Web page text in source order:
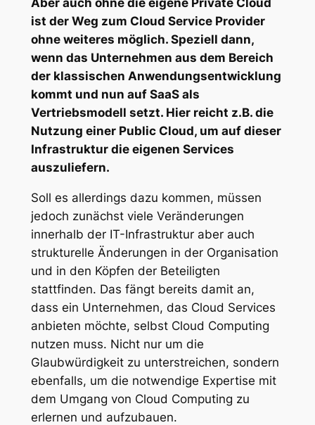
Aber auch ohne die eigene Private Cloud
ist der Weg zum Cloud Service Provider
ohne weiteres möglich. Speziell dann,
wenn das Unternehmen aus dem Bereich
der klassischen Anwendungsentwicklung
kommt und nun auf SaaS als
Vertriebsmodell setzt. Hier reicht z.B. die
Nutzung einer Public Cloud, um auf dieser
Infrastruktur die eigenen Services
auszuliefern.
Soll es allerdings dazu kommen, müssen
jedoch zunächst viele Veränderungen
innerhalb der IT-Infrastruktur aber auch
strukturelle Änderungen in der Organisation
und in den Köpfen der Beteiligten
stattfinden. Das fängt bereits damit an,
dass ein Unternehmen, das Cloud Services
anbieten möchte, selbst Cloud Computing
nutzen muss. Nicht nur um die
Glaubwürdigkeit zu unterstreichen, sondern
ebenfalls, um die notwendige Expertise mit
dem Umgang von Cloud Computing zu
erlernen und aufzubauen.